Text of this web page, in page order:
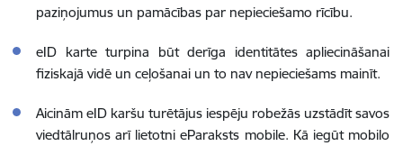
paziņojumus un pamācības par nepieciešamo rīcību.
eID karte turpina būt derīga identitātes apliecināšanai
fiziskajā vidē un ceļošanai un to nav nepieciešams mainīt.
Aicinām eID karšu turētājus iespēju robežās uzstādīt savos
viedtālruņos arī lietotni eParaksts mobile. Kā iegūt mobilo